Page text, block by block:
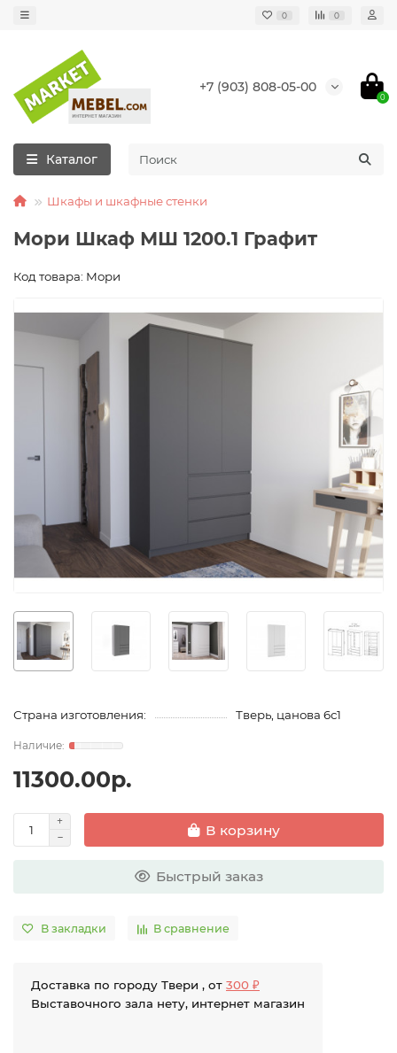
0 0
+7 (903) 808-05-00
0
Каталог
Шкафы и шкафные стенки
Мори Шкаф МШ 1200.1 Графит
Код товара: Мори
Страна изготовления: Тверь, цанова 6с1
11300.00р.
В корзину
Быстрый заказ
В закладки В сравнение
Доставка по городу Твери , от 300 ₽
Выставочного зала нету, интернет магазин